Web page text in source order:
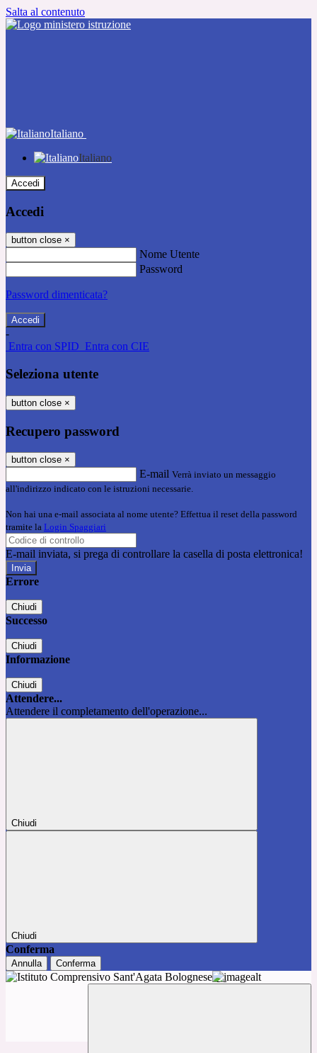
Salta al contenuto
Italiano
Italiano
Accedi
Accedi
button close ×
Nome Utente
Password
Password dimenticata?
-
Entra con SPID Entra con CIE
Seleziona utente
button close ×
Recupero password
button close ×
E-mail Verrà inviato un messaggio
all'indirizzo indicato con le istruzioni necessarie.
Non hai una e-mail associata al nome utente? Effettua il reset della password
tramite la Login Spaggiari
E-mail inviata, si prega di controllare la casella di posta elettronica!
Errore
Chiudi
Successo
Chiudi
Informazione
Chiudi
Attendere...
Attendere il completamento dell'operazione...
Chiudi
Chiudi
Conferma
Annulla Conferma